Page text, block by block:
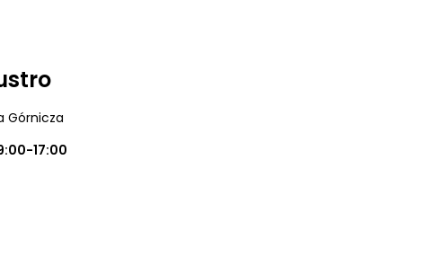
Górnicza
17:00